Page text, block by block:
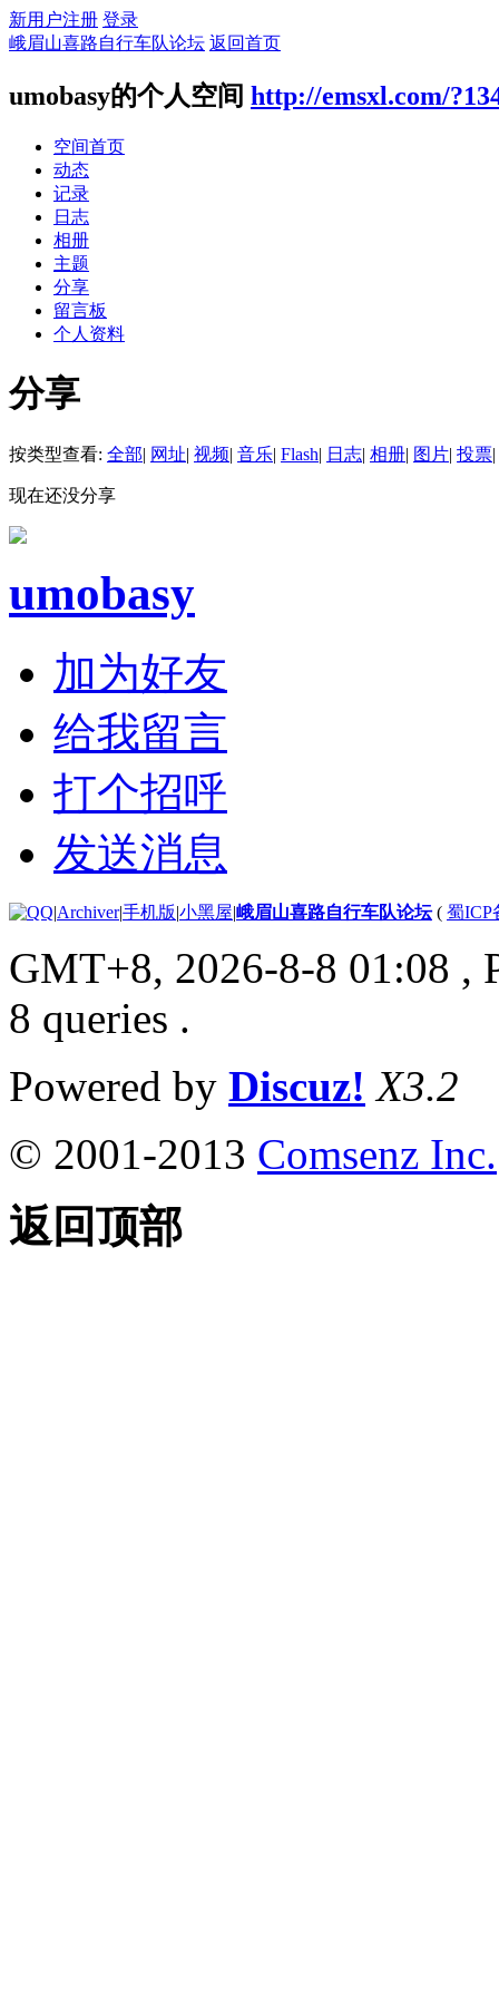
新用户注册 登录
峨眉山喜路自行车队论坛 返回首页
umobasy的个人空间 http://emsxl.com/
空间首页
动态
记录
日志
相册
主题
分享
留言板
个人资料
分享
按类型查看: 全部| 网址| 视频| 音乐| Flash| 日志| 相册| 图片| 投票|
现在还没分享
umobasy
加为好友
给我留言
打个招呼
发送消息
|Archiver|手机版|小黑屋|峨眉山喜路自行车队论坛( 蜀ICP
GMT+8, 2026-8-8 01:08 ,
8 queries .
Powered by Discuz! X3.2
© 2001-2013 Comsenz Inc.
返回顶部